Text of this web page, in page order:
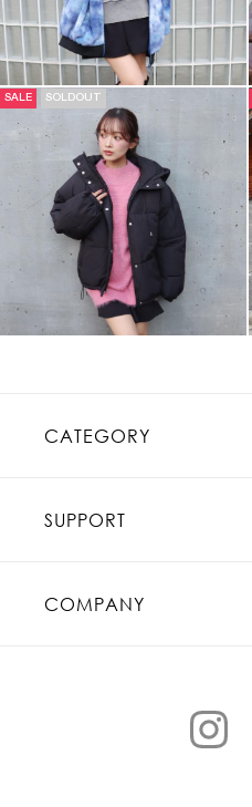
SALE SOLDOUT
CATEGORY
SUPPORT
COMPANY